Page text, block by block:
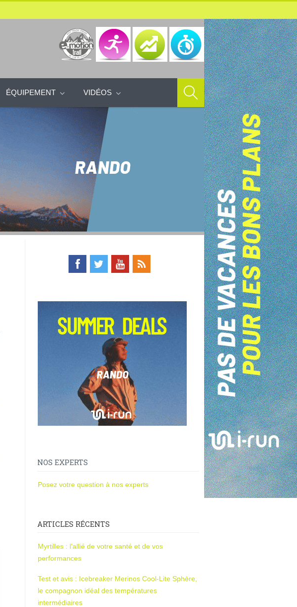
ÉQUIPEMENT VIDÉOS
NOS EXPERTS
Posez votre question à nos experts
ARTICLES RÉCENTS
Myrtilles : l’allié de votre santé et de vos
performances
Test et avis : Icebreaker Merinos Cool-Lite Sphère,
le compagnon idéal des températures
intermédiaires